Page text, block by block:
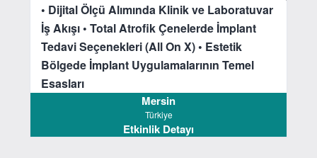
• Dijital Ölçü Alımında Klinik ve Laboratuvar
İş Akışı • Total Atrofik Çenelerde İmplant
Tedavi Seçenekleri (All On X) • Estetik
Bölgede İmplant Uygulamalarının Temel
Esasları
Mersin
Türkiye
Etkinlik Detayı